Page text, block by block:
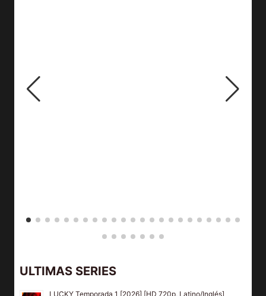
ULTIMAS SERIES
LUCKY Temporada 1 [2026] [HD 720p, Latino/Inglés]